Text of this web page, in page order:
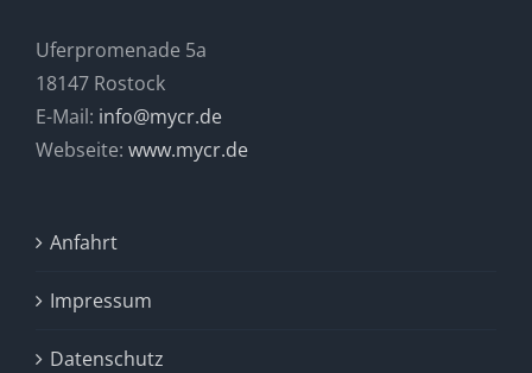
Uferpromenade 5a
18147 Rostock
E-Mail: info@mycr.de
Webseite: www.mycr.de
Anfahrt
Impressum
Datenschutz